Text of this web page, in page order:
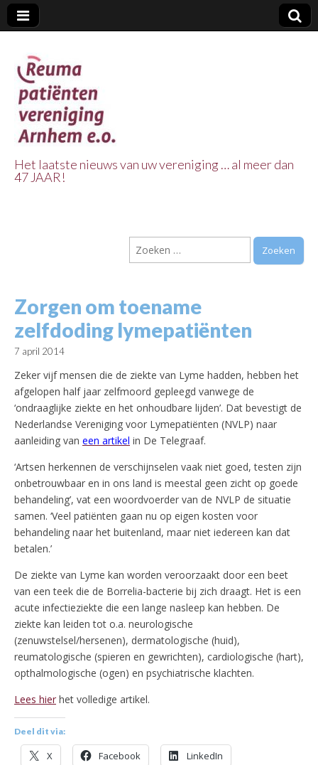
Vereniging
Arnhem e.o.
Het laatste nieuws van uw vereniging … al meer dan
47 JAAR!
Zoeken
naar:
Zorgen om toename
zelfdoding lymepatiënten
7 april 2014
Zeker vijf mensen die de ziekte van Lyme hadden, hebben het
afgelopen half jaar zelfmoord gepleegd vanwege de
‘ondraaglijke ziekte en het onhoudbare lijden’. Dat bevestigt de
Nederlandse Vereniging voor Lymepatiënten (NVLP) naar
aanleiding van een artikel in De Telegraaf.
‘Artsen herkennen de verschijnselen vaak niet goed, testen zijn
onbetrouwbaar en in ons land is meestal geen zicht op goede
behandeling’, vat een woordvoerder van de NVLP de situatie
samen. ‘Veel patiënten gaan nu op eigen kosten voor
behandeling naar het buitenland, maar niet iedereen kan dat
betalen.’
De ziekte van Lyme kan worden veroorzaakt door een beet
van een teek die de Borrelia-bacterie bij zich draagt. Het is een
acute infectieziekte die een lange nasleep kan hebben. De
ziekte kan leiden tot o.a. neurologische
(zenuwstelsel/hersenen), dermatologische (huid),
reumatologische (spieren en gewrichten), cardiologische (hart),
opthalmologische (ogen) en psychiatrische klachten.
Lees hier het volledige artikel.
Deel dit via:
X Facebook LinkedIn